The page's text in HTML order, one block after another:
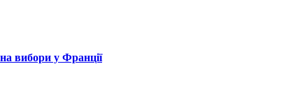
вибори у Франції